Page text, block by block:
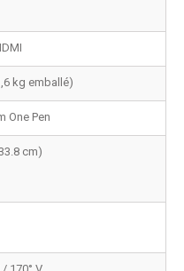
kg emballé)
One Pen
cm)